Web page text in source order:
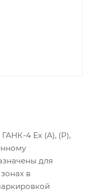
4 Ех (А), (Р),
для
в